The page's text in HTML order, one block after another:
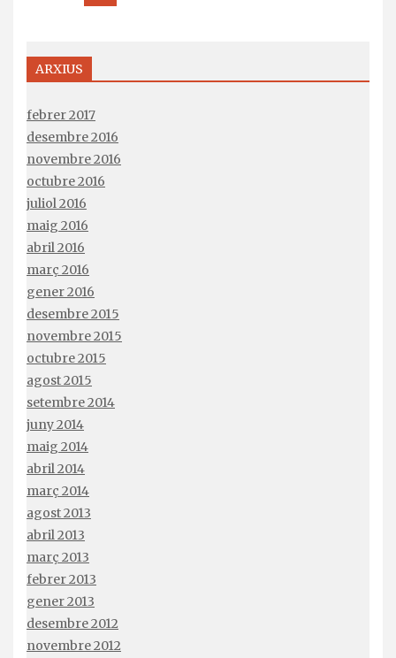
ARXIUS
febrer 2017
desembre 2016
novembre 2016
octubre 2016
juliol 2016
maig 2016
abril 2016
març 2016
gener 2016
desembre 2015
novembre 2015
octubre 2015
agost 2015
setembre 2014
juny 2014
maig 2014
abril 2014
març 2014
agost 2013
abril 2013
març 2013
febrer 2013
gener 2013
desembre 2012
novembre 2012